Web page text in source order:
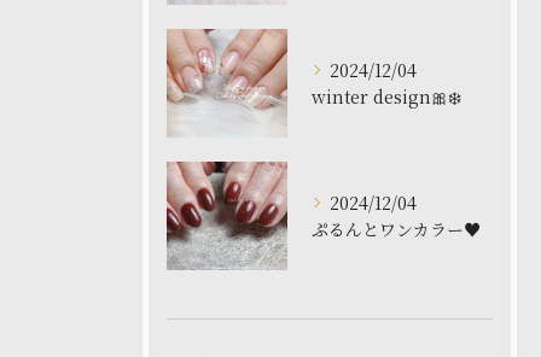
2024/12/04
winter design🎀❄️
2024/12/04
ぷるんとワンカラー♥️